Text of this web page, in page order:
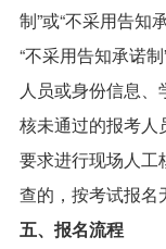
制”或“不采用告知
“不采用告知承诺
人员或身份信息
核未通过的报考人
要求进行现场人工
查的，按考试报名
五、报名流程